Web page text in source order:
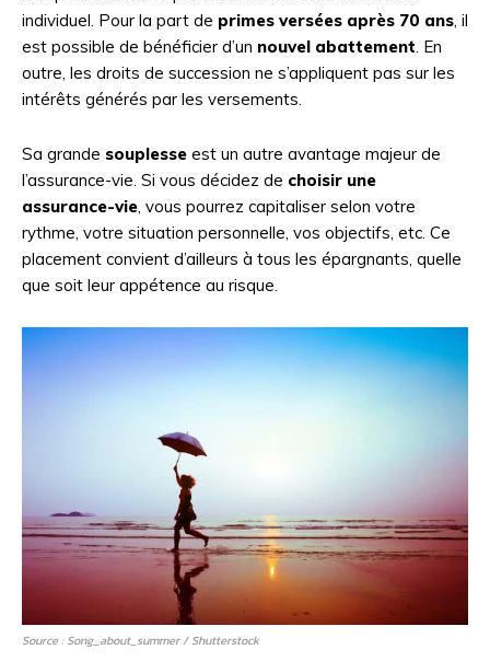
individuel. Pour la part de primes versées après 70 ans , il
est possible de bénéficier d’un nouvel abattement . En
outre, les droits de succession ne s’appliquent pas sur les
intérêts générés par les versements.
Sa grande souplesse est un autre avantage majeur de
l’assurance-vie. Si vous décidez de choisir une
assurance-vie , vous pourrez capitaliser selon votre
rythme, votre situation personnelle, vos objectifs, etc. Ce
placement convient d’ailleurs à tous les épargnants, quelle
que soit leur appétence au risque.
Source : Song_about_summer / Shutterstock